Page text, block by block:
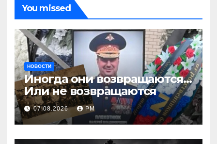
You missed
НОВОСТИ
Иногда они возвращаются…
Или не возвращаются
07.08.2026 РМ